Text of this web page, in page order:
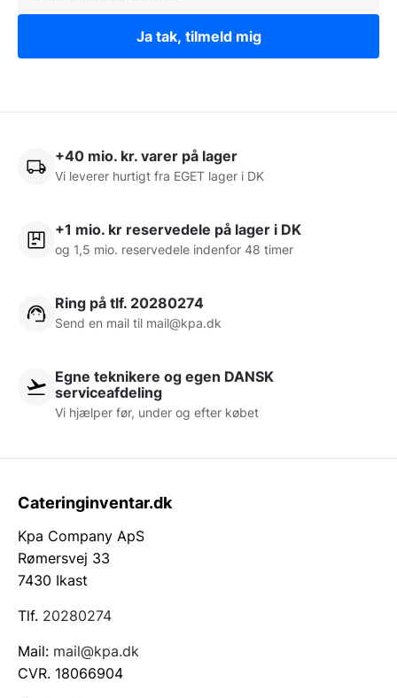
Ja tak, tilmeld mig
+40 mio. kr. varer på lager
Vi leverer hurtigt fra EGET lager i DK
+1 mio. kr reservedele på lager i DK
og 1,5 mio. reservedele indenfor 48 timer
Ring på tlf. 20280274
Send en mail til mail@kpa.dk
Egne teknikere og egen DANSK
serviceafdeling
Vi hjælper før, under og efter købet
Cateringinventar.dk
Kpa Company ApS
Rømersvej 33
7430 Ikast
Tlf. 20280274
Mail: mail@kpa.dk
CVR. 18066904